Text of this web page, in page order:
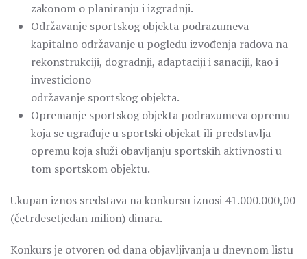
zakonom o planiranju i izgradnji.
Održavanje sportskog objekta podrazumeva
kapitalno održavanje u pogledu izvođenja radova na
rekonstrukciji, dogradnji, adaptaciji i sanaciji, kao i
investiciono
održavanje sportskog objekta.
Opremanje sportskog objekta podrazumeva opremu
koja se ugrađuje u sportski objekat ili predstavlja
opremu koja služi obavljanju sportskih aktivnosti u
tom sportskom objektu.
Ukupan iznos sredstava na konkursu iznosi 41.000.000,00
(četrdesetjedan milion) dinara.
Konkurs je otvoren od dana objavljivanja u dnevnom listu